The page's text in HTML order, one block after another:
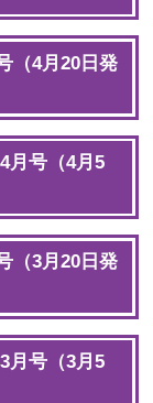
（4月20日発
月号（4月5
（3月20日発
月号（3月5